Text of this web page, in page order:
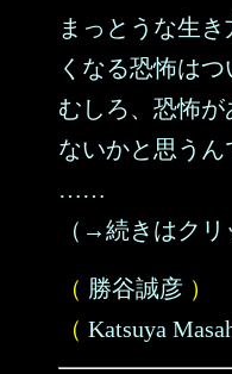
まっとうな生
くなる恐怖はつ
むしろ、恐怖
ないかと思うん
……
（→続きはクリ
（ 勝谷誠彦 ）
（ Katsuya